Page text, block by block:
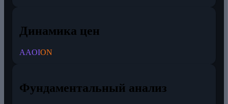
Динамика цен
AAOION
Фундаментальный анализ